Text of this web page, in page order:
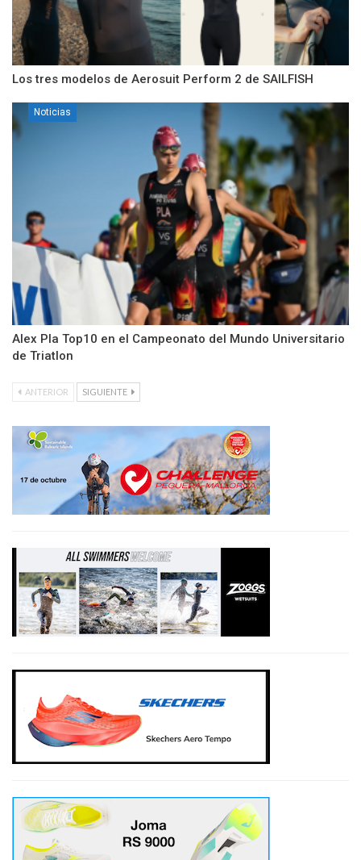
Los tres modelos de Aerosuit Perform 2 de SAILFISH
Noticias
Alex Pla Top10 en el Campeonato del Mundo Universitario
de Triatlon
ANTERIOR SIGUIENTE